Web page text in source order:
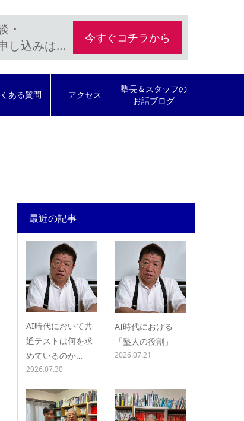
・
し込みは…
今すぐコチラから
ある質問 アクセス
塾長＆スタッフの
お話ブログ
最近の記事
AI時代において共
通テストは何を求
めているのか…
2026.07.30
AI時代における
「塾人の役割」
2026.07.21